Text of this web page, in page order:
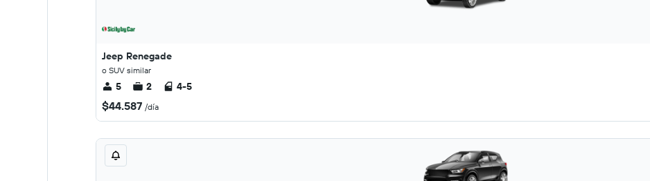
Jeep Renegade
o SUV similar
5 2 4-5
$44.587 /día